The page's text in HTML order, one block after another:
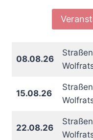
08.08.26
15.08.26
22.08.26